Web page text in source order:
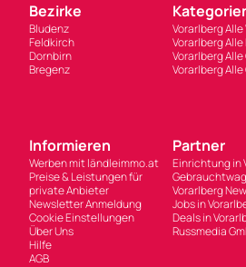
Bezirke
Bludenz
Feldkirch
Dornbirn
Bregenz
Vorarlberg
Vorarlberg Alle
Vorarlberg
Vorarlberg
Informieren
Werben mit ländleimmo.at
Preise & Leistungen für
private Anbieter
Newsletter Anmeldung
Cookie Einstellungen
Über Uns
Hilfe
AGB
Partner
Einrichtung in
Vorarlberg
Jobs in
Deals in
Russmedia